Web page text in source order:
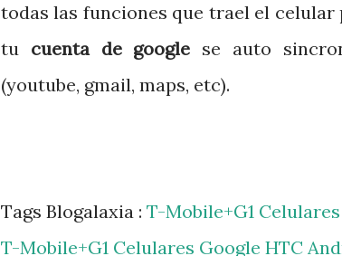
todas las funciones que trael el
tu cuenta de google se auto
(youtube, gmail, maps, etc).
Tags Blogalaxia : T-Mobile+G1 Celulares
T-Mobile+G1 Celulares Google HTC